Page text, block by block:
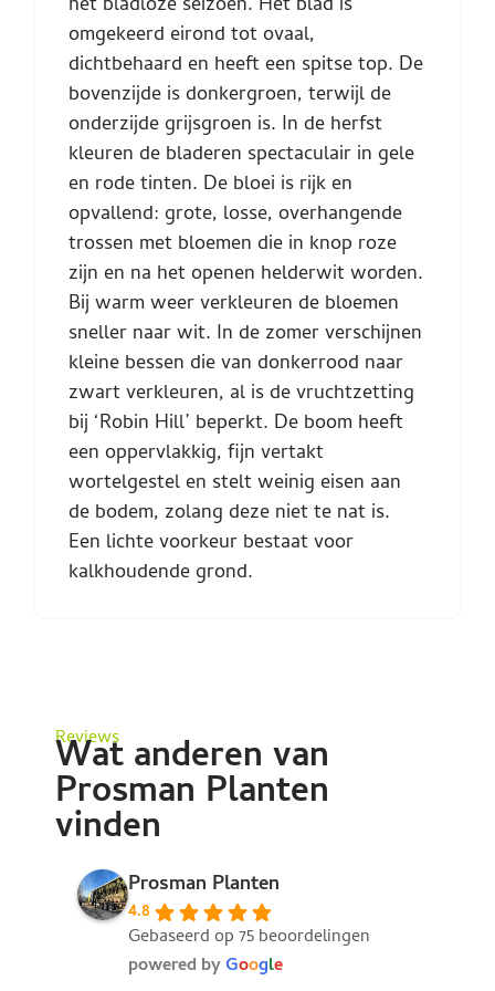
omgekeerd eirond tot ovaal,
dichtbehaard en heeft een spitse top. De
bovenzijde is donkergroen, terwijl de
onderzijde grijsgroen is. In de herfst
kleuren de bladeren spectaculair in gele
en rode tinten. De bloei is rijk en
opvallend: grote, losse, overhangende
trossen met bloemen die in knop roze
zijn en na het openen helderwit worden.
Bij warm weer verkleuren de bloemen
sneller naar wit. In de zomer verschijnen
kleine bessen die van donkerrood naar
zwart verkleuren, al is de vruchtzetting
bij ‘Robin Hill’ beperkt. De boom heeft
een oppervlakkig, fijn vertakt
wortelgestel en stelt weinig eisen aan
de bodem, zolang deze niet te nat is.
Een lichte voorkeur bestaat voor
kalkhoudende grond.
Reviews
Wat anderen van
Prosman Planten
vinden
Prosman Planten
4.8
Gebaseerd op 75 beoordelingen
powered byGoogle